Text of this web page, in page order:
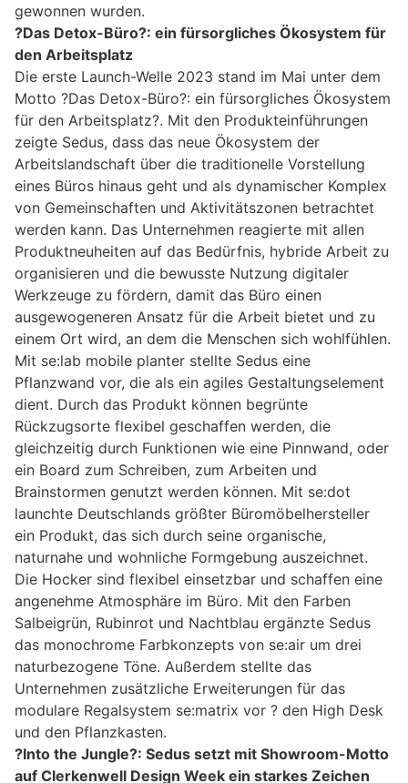
gewonnen wurden.
?Das Detox-Büro?: ein fürsorgliches Ökosystem für
den Arbeitsplatz
Die erste Launch-Welle 2023 stand im Mai unter dem
Motto ?Das Detox-Büro?: ein fürsorgliches Ökosystem
für den Arbeitsplatz?. Mit den Produkteinführungen
zeigte Sedus, dass das neue Ökosystem der
Arbeitslandschaft über die traditionelle Vorstellung
eines Büros hinaus geht und als dynamischer Komplex
von Gemeinschaften und Aktivitätszonen betrachtet
werden kann. Das Unternehmen reagierte mit allen
Produktneuheiten auf das Bedürfnis, hybride Arbeit zu
organisieren und die bewusste Nutzung digitaler
Werkzeuge zu fördern, damit das Büro einen
ausgewogeneren Ansatz für die Arbeit bietet und zu
einem Ort wird, an dem die Menschen sich wohlfühlen.
Mit se:lab mobile planter stellte Sedus eine
Pflanzwand vor, die als ein agiles Gestaltungselement
dient. Durch das Produkt können begrünte
Rückzugsorte flexibel geschaffen werden, die
gleichzeitig durch Funktionen wie eine Pinnwand, oder
ein Board zum Schreiben, zum Arbeiten und
Brainstormen genutzt werden können. Mit se:dot
launchte Deutschlands größter Büromöbelhersteller
ein Produkt, das sich durch seine organische,
naturnahe und wohnliche Formgebung auszeichnet.
Die Hocker sind flexibel einsetzbar und schaffen eine
angenehme Atmosphäre im Büro. Mit den Farben
Salbeigrün, Rubinrot und Nachtblau ergänzte Sedus
das monochrome Farbkonzepts von se:air um drei
naturbezogene Töne. Außerdem stellte das
Unternehmen zusätzliche Erweiterungen für das
modulare Regalsystem se:matrix vor ? den High Desk
und den Pflanzkasten.
?Into the Jungle?: Sedus setzt mit Showroom-Motto
auf Clerkenwell Design Week ein starkes Zeichen